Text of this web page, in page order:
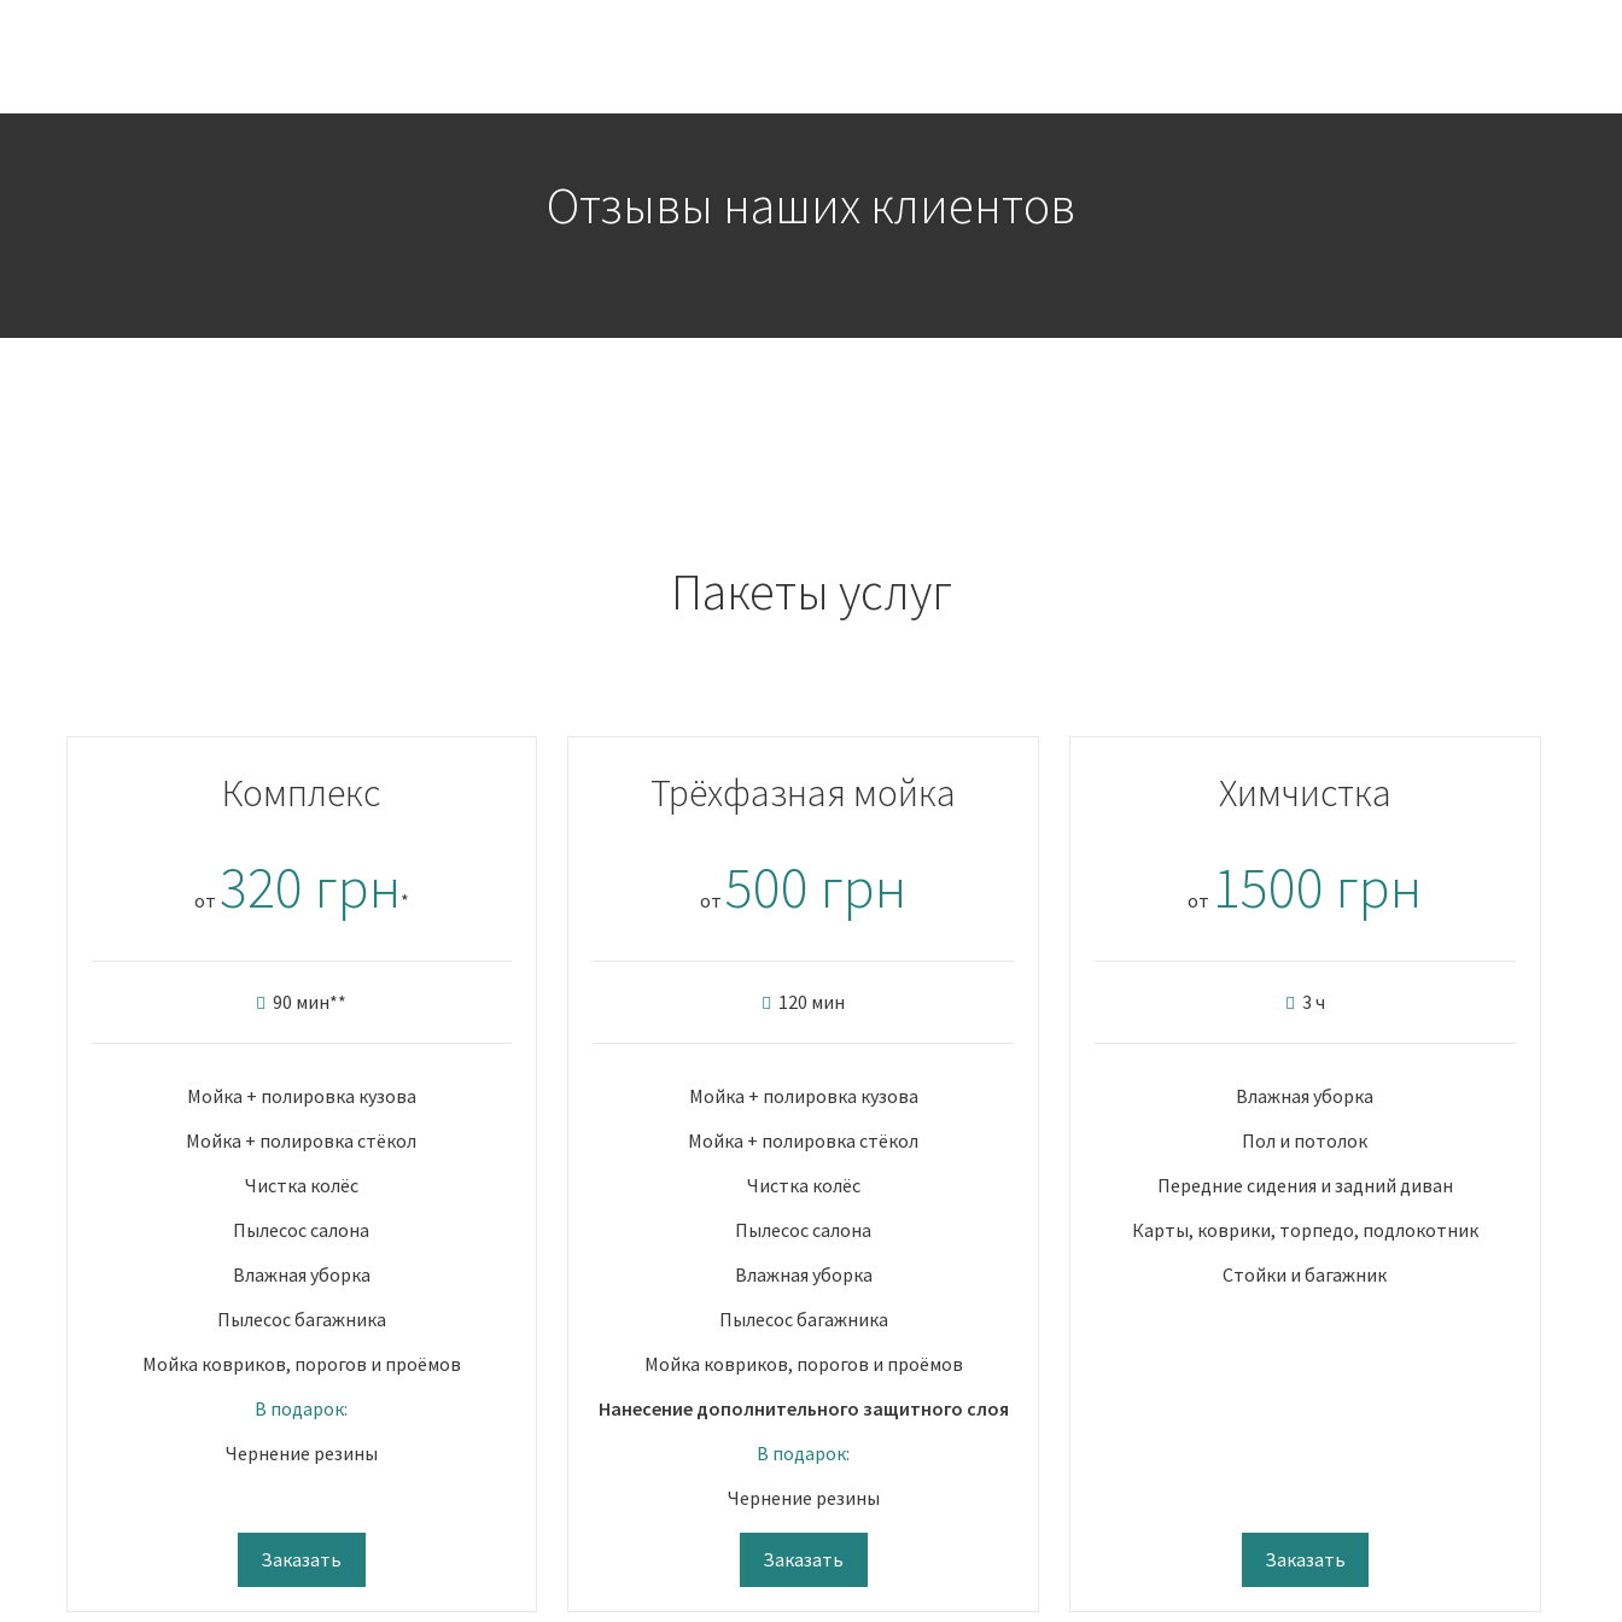
Отзывы наших клиентов
Пакеты услуг
Комплекс
от 320 грн *
90 мин**
Мойка + полировка кузова
Мойка + полировка стёкол
Чистка колёс
Пылесос салона
Влажная уборка
Пылесос багажника
Мойка ковриков, порогов и проёмов
В подарок:
Чернение резины
Заказать
Трёхфазная мойка
от 500 грн
120 мин
Мойка + полировка кузова
Мойка + полировка стёкол
Чистка колёс
Пылесос салона
Влажная уборка
Пылесос багажника
Мойка ковриков, порогов и проёмов
Нанесение дополнительного защитного слоя
В подарок:
Чернение резины
Заказать
Химчистка
от 1500 грн
3 ч
Влажная уборка
Пол и потолок
Передние сидения и задний диван
Карты, коврики, торпедо, подлокотник
Стойки и багажник
Заказать